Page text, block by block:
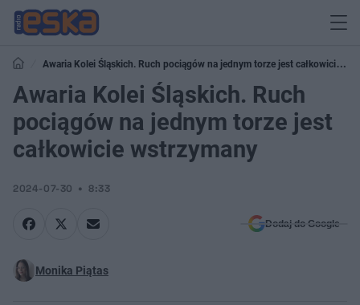
Awaria Kolei Śląskich. Ruch pociągów na jednym torze jest całkowicie
wstrzymany
Awaria Kolei Śląskich. Ruch
pociągów na jednym torze jest
całkowicie wstrzymany
2024-07-30 8:33
Dodaj do Google
Monika Piątas